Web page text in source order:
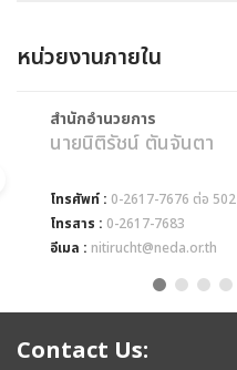
หน่วยงานภายใน
สำนักอำนวยการ
นายนิติรัชน์ ตันจันตา
โทรศัพท์ : 0-2617-7676 ต่อ 502
โทรสาร : 0-2617-7683
อีเมล : nitirucht@neda.or.th
Contact Us: